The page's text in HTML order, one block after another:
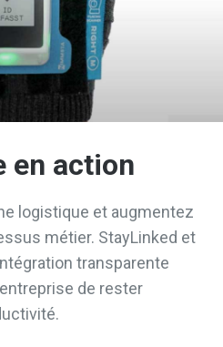
en action
logistique et augmentez
métier. StayLinked et
transparente
de rester